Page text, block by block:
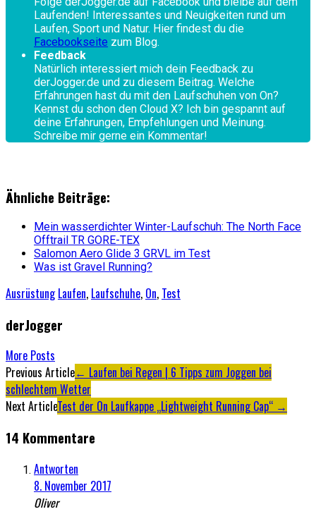
Laufenden! Interessantes und Neuigkeiten rund um
Laufen, Sport und Natur. Hier findest du die
Facebookseite zum Blog.
Feedback
Natürlich interessiert mich dein Feedback zu
derJogger.de und zu diesem Beitrag. Welche
Erfahrungen hast du mit den Laufschuhen von On?
Kennst du schon den Cloud X? Ich bin gespannt auf
deine Erfahrungen, Empfehlungen und Meinung.
Schreibe mir gerne ein Kommentar!
Ähnliche Beiträge:
Mein wasserdichter Winter-Laufschuh: The North Face
Offtrail TR GORE-TEX
Salomon Aero Glide 3 GRVL im Test
Was ist Gravel Running?
Ausrüstung Laufen, Laufschuhe, On, Test
derJogger
More Posts
Artikel-
Navigation
Previous Article← Laufen bei Regen | 6 Tipps zum Joggen bei
schlechtem Wetter
Next ArticleTest der On Laufkappe „Lightweight Running Cap“ →
14 Kommentare
Antworten
8. November 2017
Oliver